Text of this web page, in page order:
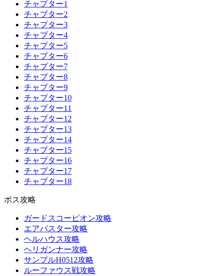
チャプター1
チャプター2
チャプター3
チャプター4
チャプター5
チャプター6
チャプター7
チャプター8
チャプター9
チャプター10
チャプター11
チャプター12
チャプター13
チャプター14
チャプター15
チャプター16
チャプター17
チャプター18
ボス攻略
ガードスコーピオン攻略
エアバスター攻略
ヘルハウス攻略
ヘリガンナー攻略
サンプルH0512攻略
ルーファウス戦攻略